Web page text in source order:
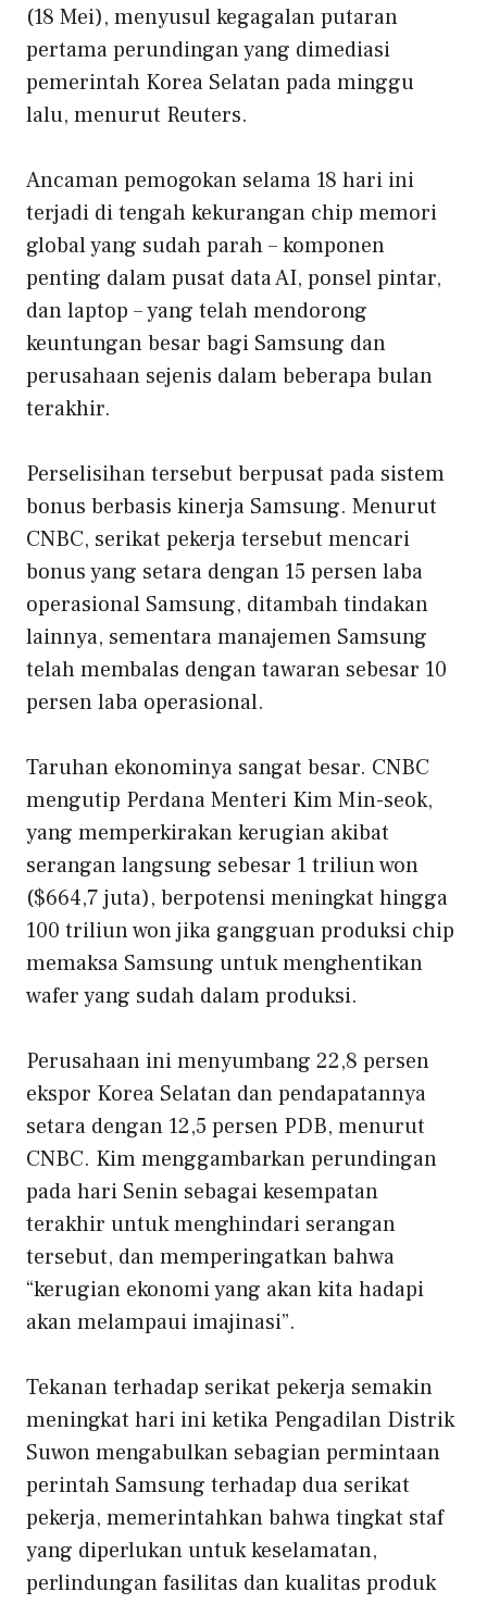
(18 Mei), menyusul kegagalan putaran
pertama perundingan yang dimediasi
pemerintah Korea Selatan pada minggu
lalu, menurut Reuters.
Ancaman pemogokan selama 18 hari ini
terjadi di tengah kekurangan chip memori
global yang sudah parah – komponen
penting dalam pusat data AI, ponsel pintar,
dan laptop – yang telah mendorong
keuntungan besar bagi Samsung dan
perusahaan sejenis dalam beberapa bulan
terakhir.
Perselisihan tersebut berpusat pada sistem
bonus berbasis kinerja Samsung. Menurut
CNBC, serikat pekerja tersebut mencari
bonus yang setara dengan 15 persen laba
operasional Samsung, ditambah tindakan
lainnya, sementara manajemen Samsung
telah membalas dengan tawaran sebesar 10
persen laba operasional.
Taruhan ekonominya sangat besar. CNBC
mengutip Perdana Menteri Kim Min-seok,
yang memperkirakan kerugian akibat
serangan langsung sebesar 1 triliun won
($664,7 juta), berpotensi meningkat hingga
100 triliun won jika gangguan produksi chip
memaksa Samsung untuk menghentikan
wafer yang sudah dalam produksi.
Perusahaan ini menyumbang 22,8 persen
ekspor Korea Selatan dan pendapatannya
setara dengan 12,5 persen PDB, menurut
CNBC. Kim menggambarkan perundingan
pada hari Senin sebagai kesempatan
terakhir untuk menghindari serangan
tersebut, dan memperingatkan bahwa
“kerugian ekonomi yang akan kita hadapi
akan melampaui imajinasi”.
Tekanan terhadap serikat pekerja semakin
meningkat hari ini ketika Pengadilan Distrik
Suwon mengabulkan sebagian permintaan
perintah Samsung terhadap dua serikat
pekerja, memerintahkan bahwa tingkat staf
yang diperlukan untuk keselamatan,
perlindungan fasilitas dan kualitas produk